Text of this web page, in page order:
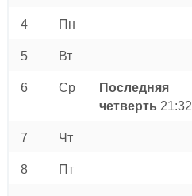
4 Пн
5 Вт
6 Ср
Последняя
четверть 21:32
7 Чт
8 Пт